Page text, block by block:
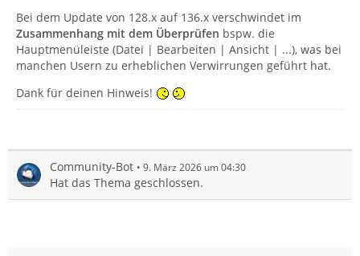
Bei dem Update von 128.x auf 136.x verschwindet im
Zusammenhang mit dem Überprüfen bspw. die
Hauptmenüleiste (Datei | Bearbeiten | Ansicht | ...), was bei
manchen Usern zu erheblichen Verwirrungen geführt hat.
Dank für deinen Hinweis!
Community-Bot 9. März 2026 um 04:30
Hat das Thema geschlossen.